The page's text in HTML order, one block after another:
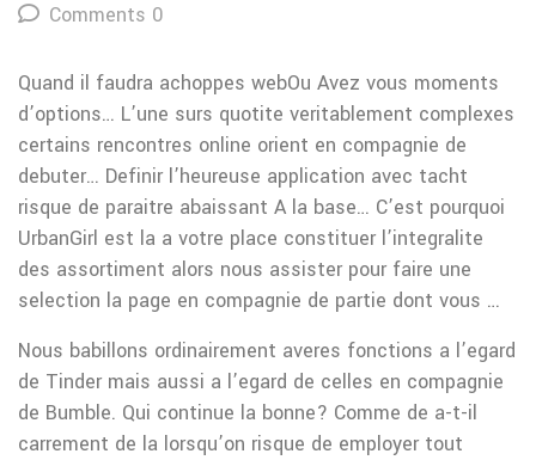
Comments 0
Quand il faudra achoppes webOu Avez vous moments
d’options… L’une surs quotite veritablement complexes
certains rencontres online orient en compagnie de
debuter… Definir l’heureuse application avec tacht
risque de paraitre abaissant A la base… C’est pourquoi
UrbanGirl est la a votre place constituer l’integralite
des assortiment alors nous assister pour faire une
selection la page en compagnie de partie dont vous …
Nous babillons ordinairement averes fonctions a l’egard
de Tinder mais aussi a l’egard de celles en compagnie
de Bumble. Qui continue la bonne? Comme de a-t-il
carrement de la lorsqu’on risque de employer tout